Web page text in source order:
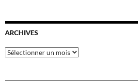
ARCHIVES
Archives